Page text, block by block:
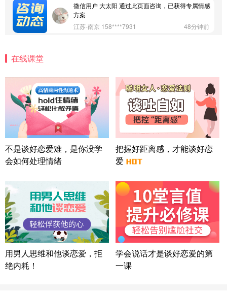
微信用户 大太阳 通过此页面咨询，已获得专属情感
方案
江苏-南京 158****7931
48分钟前
情感方案
北京-朝阳 151****3189
22分钟前
微信用户 巧?媚儿 通过此页面咨询，已获得专属情感
方案
上海-浦东 177****9074
56分钟前
微信用户 Liberty 通过此页面咨询，已获得专属情感
方案
广东-广州 188****5632
湖北-武汉 135****7410
41分钟前
微信用户 困困魚? 通过此页面咨询，已获得专属情感
方案
陕西-西安 139****6283
3分钟前
情感方案
浙江-宁波 150****8921
在线课堂
不是谈好恋爱难，是你没学
会如何处理情绪
把握好距离感，才能谈好恋
爱
用男人思维和他谈恋爱，拒
绝内耗！
学会说话才是谈好恋爱的第
一课